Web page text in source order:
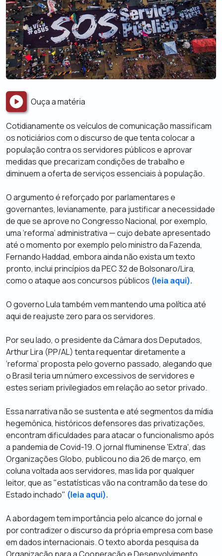
Ouça a matéria
Cotidianamente os veículos de comunicação massificam
os noticiários com o discurso de quetenta colocara
população contra os servidores públicos e aprovar
medidas que precarizam condições de trabalho e
diminuem a oferta de serviços essenciais à população.
O argumento é reforçado por parlamentares e
governantes, levianamente, para justificar a necessidade
de que se aprove no Congresso Nacional, por exemplo,
uma ‘reforma’ administrativa — cujo debate apresentado
até o momento por exemplo pelo ministro da Fazenda,
Fernando Haddad, embora ainda não exista um texto
pronto, inclui princípios da PEC 32 de Bolsonaro/Lira,
como o ataque aos concursos públicos (leia aqui).
O governo Lula também vem mantendo uma política até
aqui de reajuste zero para os servidores.
Por seu lado, o presidente da Câmara dos Deputados,
Arthur Lira (PP/AL) tenta requentar diretamente a
‘reforma’ proposta pelo governo passado, alegando que
o Brasil teria um número excessivos de servidores e
estes seriam privilegiados em relação ao setor privado.
Essa narrativa não se sustenta e até segmentos da mídia
hegemônica, históricos defensores das privatizações,
encontram dificuldades para atacar o funcionalismo após
a pandemia de Covid-19. O jornal fluminense 'Extra', das
Organizações Globo, publicou no dia 26 de março, em
coluna voltada aos servidores, mas lida por qualquer
leitor, que as "estatísticas vão na contramão da tese do
Estado inchado" (leia aqui).
A abordagem tem importância pelo alcance do jornal e
por contradizer o discurso da própria empresa com base
em dados internacionais. O texto aborda pesquisa da